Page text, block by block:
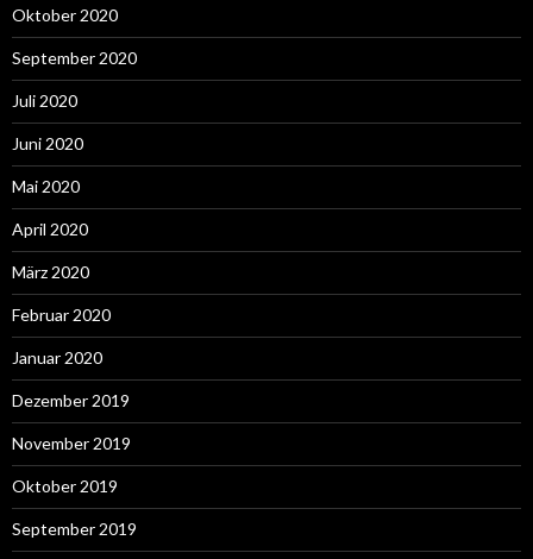
Oktober 2020
September 2020
Juli 2020
Juni 2020
Mai 2020
April 2020
März 2020
Februar 2020
Januar 2020
Dezember 2019
November 2019
Oktober 2019
September 2019